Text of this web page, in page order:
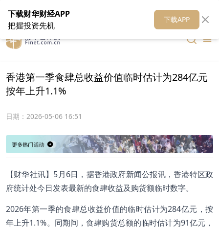
在线客服 关于我们 财华媒体矩阵 财华智库
香港第一季食肆总收益价值临时估计为284亿元
按年上升1.1%
日期： 2026-05-06 16:51
【财华社讯】5月6日，据香港政府新闻公报讯，香港特区政
府统计处今日发表最新的食肆收益及购货额临时数字。
2026年第一季的食肆总收益价值的临时估计为284亿元，按
年上升1.1%。同期间，食肆购货总额的临时估计为91亿元，
下载财华财经APP
把握投资先机
下载APP